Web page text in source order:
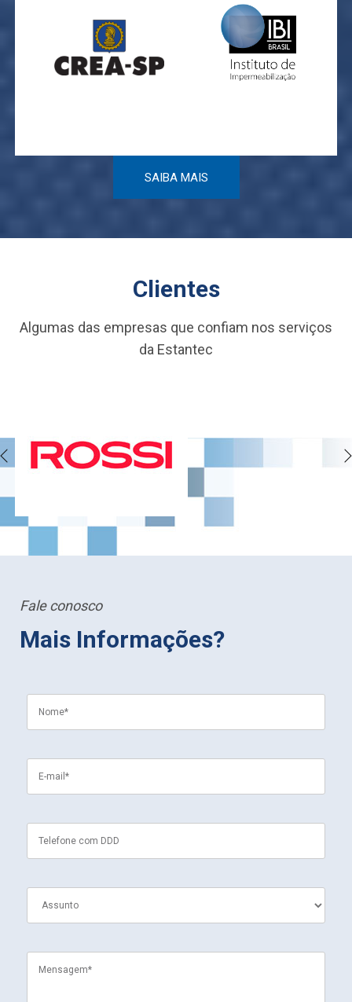
1.892.491
SAIBA MAIS
Clientes
Algumas das empresas que confiam nos serviços
da Estantec
Fale conosco
Mais Informações?